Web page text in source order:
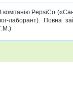
В компанію PepsiCo
лаборант). Повна